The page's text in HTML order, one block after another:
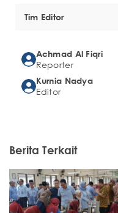
Tim Editor
Achmad Al Fiqri
Reporter
Kurnia Nadya
Editor
Berita Terkait